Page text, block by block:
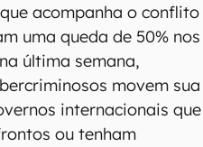
acompanha o conflito
uma queda de 50% nos
última semana,
movem sua
internacionais que
ou tenham